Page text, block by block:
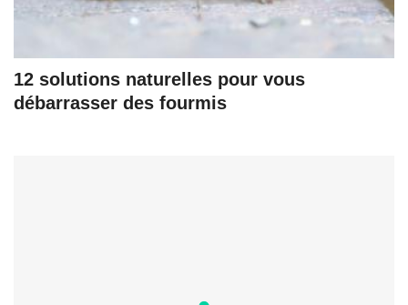
12 solutions naturelles pour vous
débarrasser des fourmis